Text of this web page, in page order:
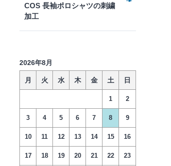
COS 長袖ポロシャツの刺繍
加工
2026年8月
月 火 水 木 金 土 日
1 2
3 4 5 6 7 8 9
10 11 12 13 14 15 16
17 18 19 20 21 22 23